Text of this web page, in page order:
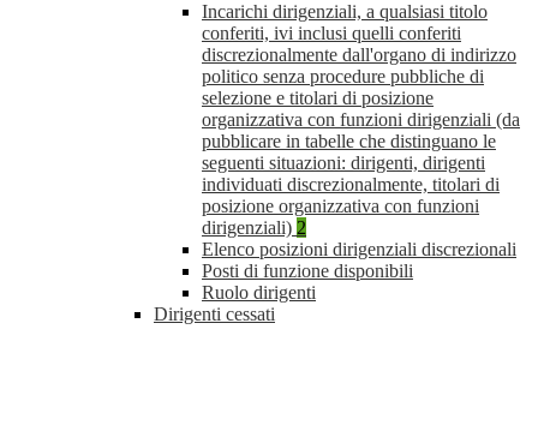
Incarichi dirigenziali, a qualsiasi titolo
conferiti, ivi inclusi quelli conferiti
discrezionalmente dall'organo di indirizzo
politico senza procedure pubbliche di
selezione e titolari di posizione
organizzativa con funzioni dirigenziali (da
pubblicare in tabelle che distinguano le
seguenti situazioni: dirigenti, dirigenti
individuati discrezionalmente, titolari di
posizione organizzativa con funzioni
dirigenziali) 2
Elenco posizioni dirigenziali discrezionali
Posti di funzione disponibili
Ruolo dirigenti
Dirigenti cessati